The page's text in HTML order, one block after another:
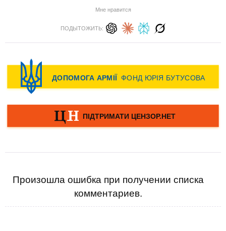
Мне нравится
ПОДЫТОЖИТЬ:
Произошла ошибка при получении списка
комментариев.